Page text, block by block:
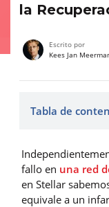
la
Escrito por
Kees Jan
Tabla de
fallo en una red
en Stellar
equivale a un